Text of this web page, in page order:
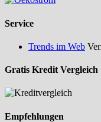
Service
Trends im Web
Gratis Kredit Vergleich
Empfehlungen